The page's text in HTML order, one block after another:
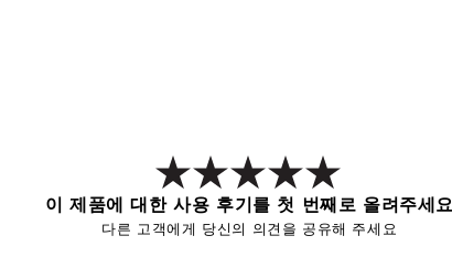
이 제품에 대한 사용 후기를 첫 번째로 올려주세요
다른 고객에게 당신의 의견을 공유해 주세요